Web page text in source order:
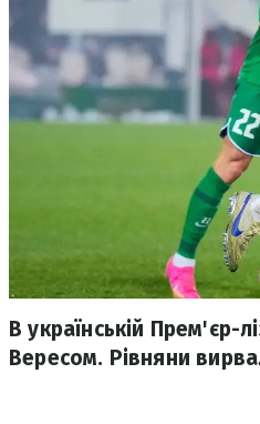
В українській Прем'єр-
Вересом. Рівняни